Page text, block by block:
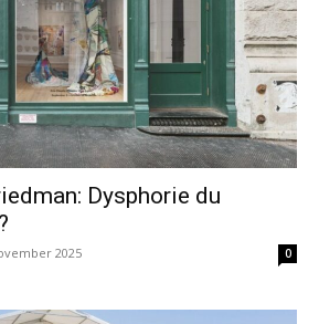
Dysphorie du
2025 0